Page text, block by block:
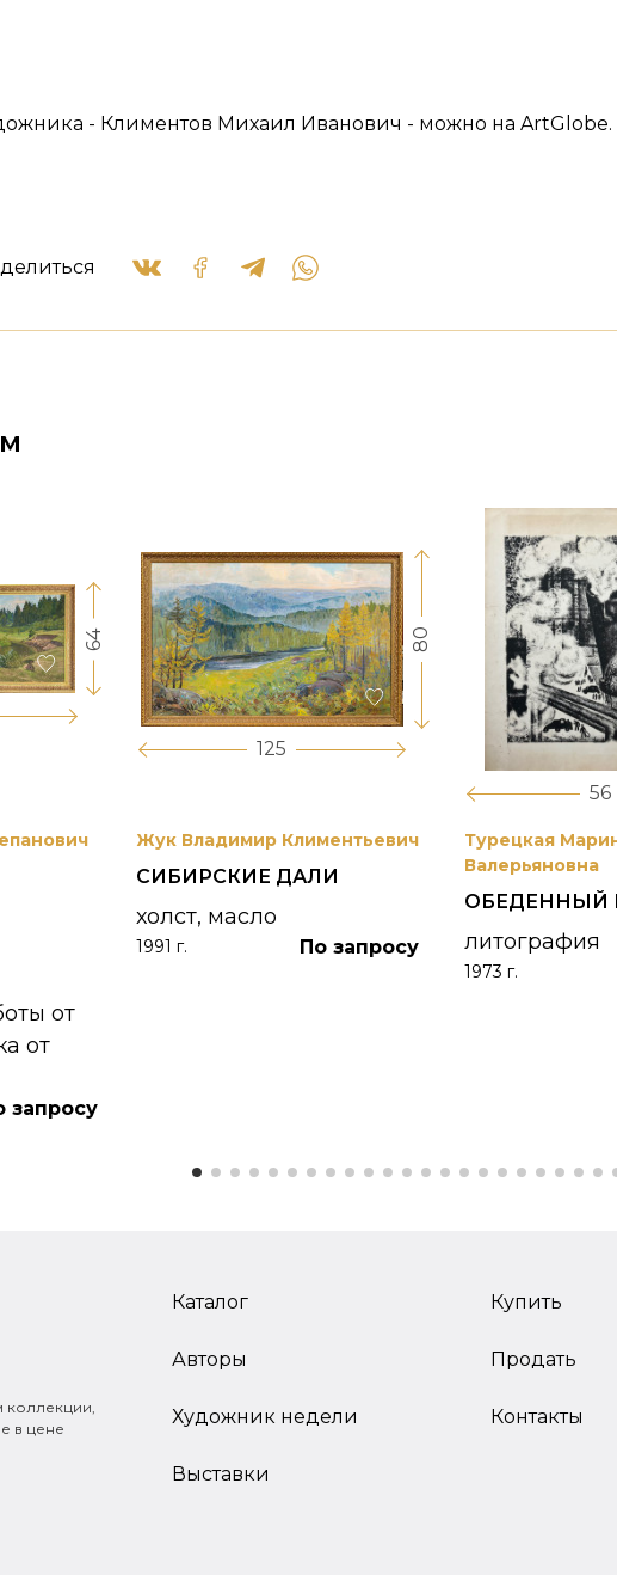
- Климентов Михаил Иванович - можно на ArtGlobe.
64
от
от
запросу
125
80
Жук Владимир Климентьевич
СИБИРСКИЕ ДАЛИ
холст, масло
1991 г. По запросу
56
Турецкая
Валерьяновна
ОБЕДЕННЫЙ
литография
1973 г.
коллекции,
в цене
Каталог
Авторы
Художник недели
Выставки
Купить
Продать
Контакты